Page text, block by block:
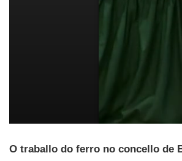
O traballo do ferro no concello de